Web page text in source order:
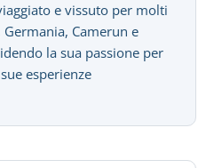
e vissuto per molti
Camerun e
la sua passione per
esperienze